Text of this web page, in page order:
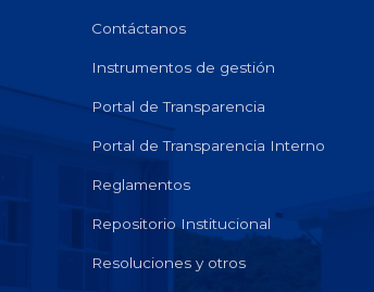
Contáctanos
Instrumentos de gestión
Portal de Transparencia
Portal de Transparencia Interno
Reglamentos
Repositorio Institucional
Resoluciones y otros